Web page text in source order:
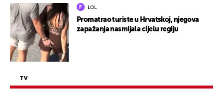
LOL
Promatrao turiste u Hrvatskoj, njegova
zapažanja nasmijala cijelu regiju
TV